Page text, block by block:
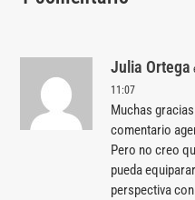
Julia Ortega
11:07
Muchas
comentario
Pero no creo
pueda
perspectiva